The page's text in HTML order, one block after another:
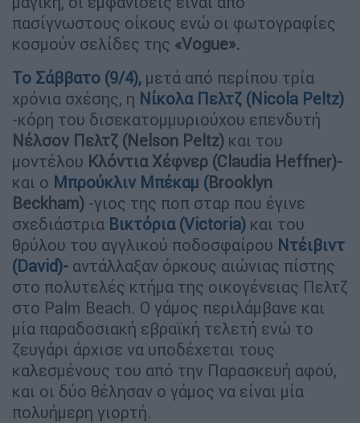
πασίγνωστους οίκους ενώ οι φωτογραφίες
κοσμούν σελίδες της «Vogue».
Το Σάββατο (9/4), μετά από περίπου τρία
χρόνια σχέσης, η Νίκολα Πελτζ (Nicola Peltz)
-κόρη του δισεκατομμυριούχου επενδυτή
Νέλσον Πελτζ (Nelson Peltz) και του
μοντέλου Κλόντια Χέφνερ (Claudia Heffner)-
και ο Μπρούκλιν Μπέκαμ (Brooklyn
Beckham) -γιος της ποπ σταρ που έγινε
σχεδιάστρια Βικτόρια (Victoria) και του
θρύλου του αγγλικού ποδοσφαίρου Ντέιβιντ
(David)- αντάλλαξαν όρκους αιώνιας πίστης
στο πολυτελές κτήμα της οικογένειας Πελτζ
στο Palm Beach. Ο γάμος περιλάμβανε και
μία παραδοσιακή εβραϊκή τελετή ενώ το
ζευγάρι άρχισε να υποδέχεται τους
καλεσμένους του από την Παρασκευή αφού,
και οι δύο θέλησαν ο γάμος να είναι μία
πολυήμερη γιορτή.